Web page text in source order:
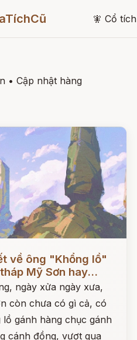
🧚 Cổ tích
• Cập nhật hàng
về ông "Khổng lồ"
Mỹ Sơn hay...
ngày xửa ngày xưa,
còn chưa có gì cả, có
gánh hàng chục gánh
cánh đồng, vượt qua